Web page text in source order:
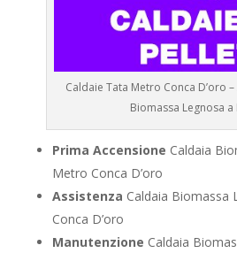
Caldaie Tata Metro Conca D’oro
Biomassa Legnosa a
Prima Accensione Caldaia
Metro Conca D’oro
Assistenza Caldaia Biomassa
Conca D’oro
Manutenzione Caldaia